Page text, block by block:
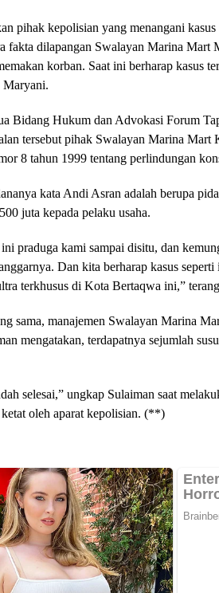
pihak kepolisian yang menangani
fakta dilapangan Swalayan Marina
korban. Saat ini berharap kasus
Maryani.
Bidang Hukum dan Advokasi Forum
tersebut pihak Swalayan Marina
8 tahun 1999 tentang perlindungan
kata Andi Asran adalah berupa
juta kepada pelaku usaha.
praduga kami sampai disitu, dan
Dan kita berharap kasus
terkhusus di Kota Bertaqwa ini,”
sama, manajemen Swalayan Marina
mengatakan, terdapatnya sejumlah
selesai,” ungkap Sulaiman saat
oleh aparat kepolisian. (**)